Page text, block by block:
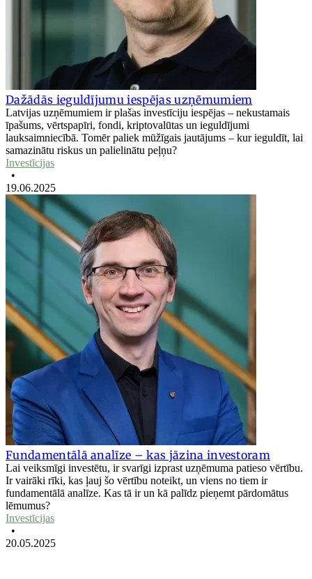
Dažādās ieguldījumu iespējas uzņēmumiem
Latvijas uzņēmumiem ir plašas investīciju iespējas – nekustamais
īpašums, vērtspapīri, fondi, kriptovalūtas un ieguldījumi
lauksaimniecībā. Tomēr paliek mūžīgais jautājums – kur ieguldīt, lai
samazinātu riskus un palielinātu peļņu?
Investīcijas
•
19.06.2025
Fundamentālā analīze – kas jāzina investoram
Lai veiksmīgi investētu, ir svarīgi izprast uzņēmuma patieso vērtību.
Ir vairāki rīki, kas ļauj šo vērtību noteikt, un viens no tiem ir
fundamentālā analīze. Kas tā ir un kā palīdz pieņemt pārdomātus
lēmumus?
Investīcijas
•
20.05.2025